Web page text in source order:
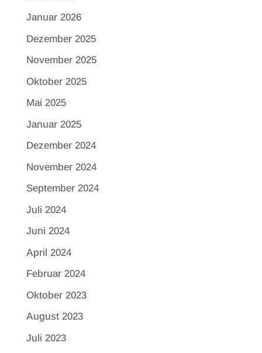
Januar 2026
Dezember 2025
November 2025
Oktober 2025
Mai 2025
Januar 2025
Dezember 2024
November 2024
September 2024
Juli 2024
Juni 2024
April 2024
Februar 2024
Oktober 2023
August 2023
Juli 2023